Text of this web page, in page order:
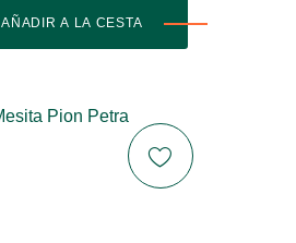
AÑADIR A LA CESTA